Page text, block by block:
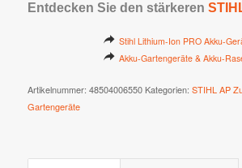
Entdecken Sie den stärkeren
Stihl Lithium-Ion PRO Akku-
Akku-Gartengeräte & Akku-
Artikelnummer: 48504006550 Kategorien: STIHL AP
Gartengeräte